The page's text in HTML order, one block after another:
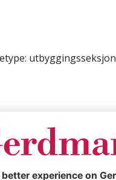
utbyggingsseksjon